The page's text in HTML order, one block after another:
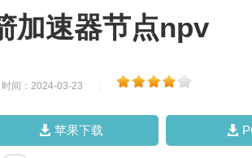
加速器节点npv
时间：2024-03-23
苹果下载